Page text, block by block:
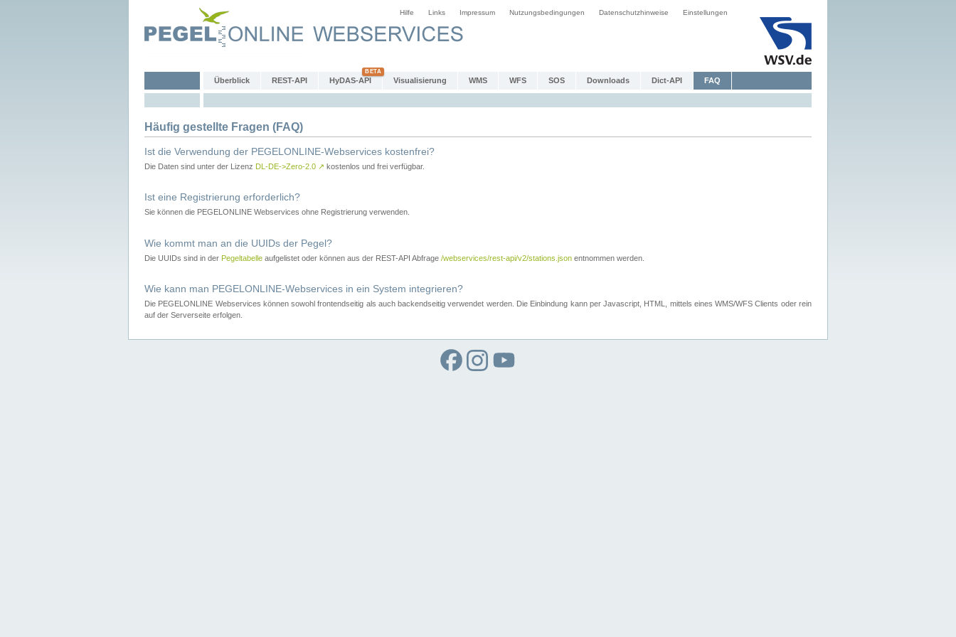
Hilfe Links Impressum Nutzungsbedingungen Datenschutzhinweise Einstellungen
Überblick REST-API HyDAS-API Visualisierung WMS WFS SOS Downloads Dict-API FAQ
Häufig gestellte Fragen (FAQ)
Ist die Verwendung der PEGELONLINE-Webservices kostenfrei?
Die Daten sind unter der Lizenz DL-DE->Zero-2.0 ↗ kostenlos und frei verfügbar.
Ist eine Registrierung erforderlich?
Sie können die PEGELONLINE Webservices ohne Registrierung verwenden.
Wie kommt man an die UUIDs der Pegel?
Die UUIDs sind in der Pegeltabelle aufgelistet oder können aus der REST-API Abfrage /webservices/rest-api/v2/stations.json entnommen werden.
Wie kann man PEGELONLINE-Webservices in ein System integrieren?
Die PEGELONLINE Webservices können sowohl frontendseitig als auch backendseitig verwendet werden. Die Einbindung kann per Javascript, HTML, mittels eines WMS/WFS Clients oder rein
auf der Serverseite erfolgen.